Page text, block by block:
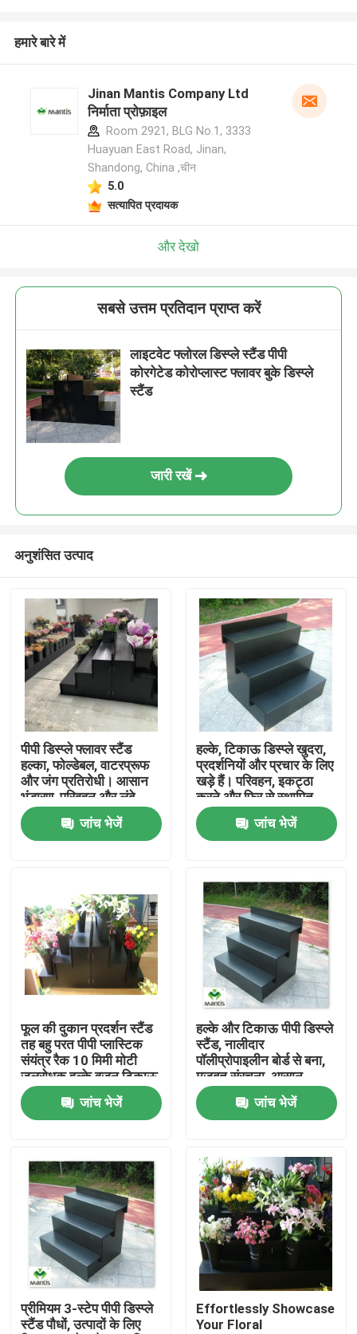
उत्पाद
वीडियो
हमारे बारे में
कारखाना भ्रमण
गुणवत्ता नियंत्रण
हमसे संपर्क करें
समाचार
मामलों
नालीदार प्लास्टिक शीट
हमारे बारे में
Jinan Mantis Company Ltd
निर्माता प्रोफ़ाइल
Room 2921, BLG No.1, 3333
Huayuan East Road, Jinan,
Shandong, China ,चीन
5.0
सत्यापित प्रदायक
और देखो
सबसे उत्तम प्रतिदान प्राप्त करें
लाइटवेट फ्लोरल डिस्प्ले स्टैंड पीपी
कोरगेटेड कोरोप्लास्ट फ्लावर बुके डिस्प्ले
स्टैंड
जारी रखें
अनुशंसित उत्पाद
पीपी डिस्प्ले फ्लावर स्टैंड
हल्का, फोल्डेबल, वाटरप्रूफ
और जंग प्रतिरोधी। आसान
भंडारण, परिवहन और लंबे
समय तक चलने वाले उपयोग
के लिए डिज़ाइन किया गया
जांच भेजें
हल्के, टिकाऊ डिस्प्ले खुदरा,
प्रदर्शनियों और प्रचार के लिए
खड़े हैं। परिवहन, इकट्ठा
करने और फिर से स्थापित
करने में आसान, स्थिर, स्थान-
बचत और आकर्षक उत्पाद
प्रदर्शन प्रदान करता है।
जांच भेजें
फूल की दुकान प्रदर्शन स्टैंड
तह बहु परत पीपी प्लास्टिक
संयंत्र रैक 10 मिमी मोटी
जलरोधक हल्के वजन टिकाऊ
खुदरा फूलों के प्रदर्शन शेल्फ
के लिए उद्यान केंद्र नर्सरी
दुकान का उपयोग कस्टम
जांच भेजें
हल्के और टिकाऊ पीपी डिस्प्ले
स्टैंड, नालीदार
पॉलीप्रोपाइलीन बोर्ड से बना,
मजबूत संरचना, आसान
असेंबली, खुदरा प्रचार और
उत्पाद प्रस्तुति के लिए आदर्श
जांच भेजें
प्रीमियम 3-स्टेप पीपी डिस्प्ले
स्टैंड पौधों, उत्पादों के लिए
Effortlessly Showcase
Your Floral